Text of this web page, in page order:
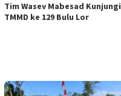
Tim Wasev Mabesad Kunjungi
TMMD ke 129 Bulu Lor